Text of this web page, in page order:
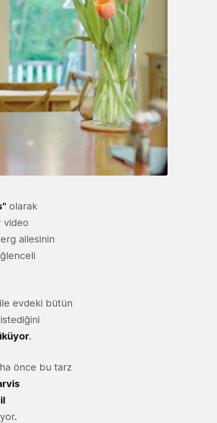
olarak
video
ailesinin
evdeki bütün
.
önce bu tarz